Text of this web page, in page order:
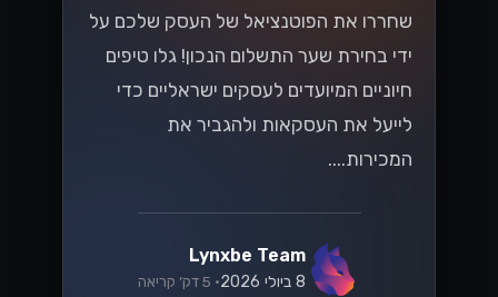
שחררו את הפוטנציאל של העסק שלכם על
ידי בחירת שער התשלום הנכון! גלו טיפים
חיוניים המיועדים לעסקים ישראליים כדי
לייעל את העסקאות ולהגביר את
המכירות....
Lynxbe Team
8 ביולי 2026 • 5 דק׳ קריאה